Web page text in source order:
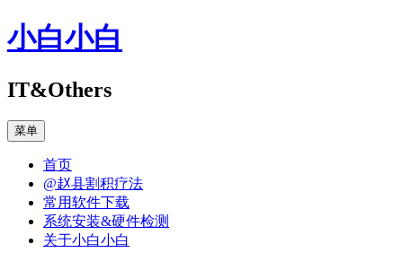
跳
至
文
小白小白
IT&Others
菜单
首页
@赵县割积疗法
常用软件下载
系统安装&硬件检测
关于小白小白